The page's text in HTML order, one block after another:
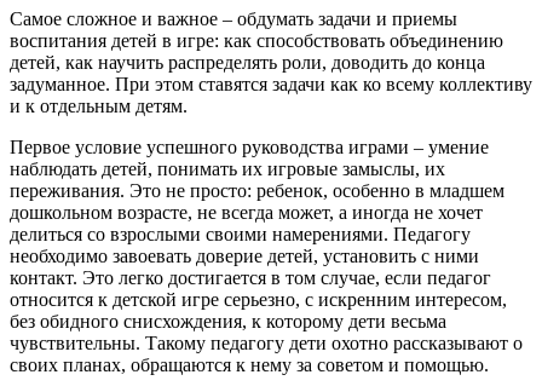
Самое сложное и важное – обдумать задачи и приемы
воспитания детей в игре: как способствовать объединению
детей, как научить распределять роли, доводить до конца
задуманное. При этом ставятся задачи как ко всему коллективу
и к отдельным детям.
Первое условие успешного руководства играми – умение
наблюдать детей, понимать их игровые замыслы, их
переживания. Это не просто: ребенок, особенно в младшем
дошкольном возрасте, не всегда может, а иногда не хочет
делиться со взрослыми своими намерениями. Педагогу
необходимо завоевать доверие детей, установить с ними
контакт. Это легко достигается в том случае, если педагог
относится к детской игре серьезно, с искренним интересом,
без обидного снисхождения, к которому дети весьма
чувствительны. Такому педагогу дети охотно рассказывают о
своих планах, обращаются к нему за советом и помощью.